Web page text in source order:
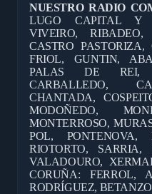
NUESTRO RADIO
LUGO CAPITAL Y
VIVEIRO,
CASTRO PASTORIZA,
FRIOL, GUNTIN,
PALAS DE REI,
CARBALLEDO,
CHANTADA,
MODOÑEDO,
MONTERROSO,
POL, PONTENOVA,
RIOTORTO, SARRIA,
VALADOURO,
CORUÑA: FERROL,
RODRÍGUEZ,